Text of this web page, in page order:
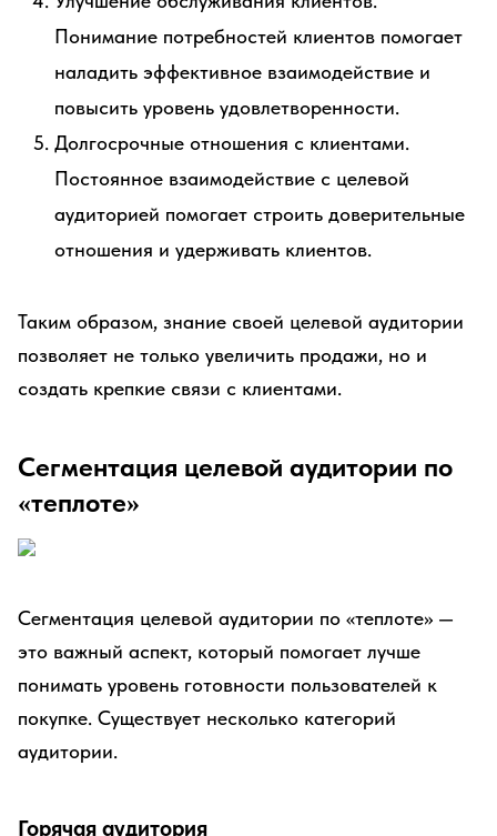
Понимание потребностей клиентов помогает
наладить эффективное взаимодействие и
повысить уровень удовлетворенности.
Долгосрочные отношения с клиентами.
Постоянное взаимодействие с целевой
аудиторией помогает строить доверительные
отношения и удерживать клиентов.
Таким образом, знание своей целевой аудитории
позволяет не только увеличить продажи, но и
создать крепкие связи с клиентами.
Сегментация целевой аудитории по
«теплоте»
Сегментация целевой аудитории по «теплоте» —
это важный аспект, который помогает лучше
понимать уровень готовности пользователей к
покупке. Существует несколько категорий
аудитории.
Горячая аудитория